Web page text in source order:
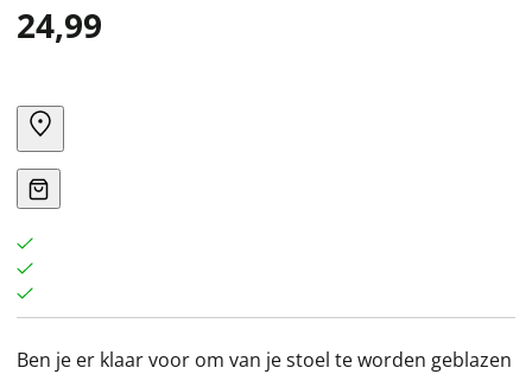
24,99
Ben je er klaar voor om van je stoel te worden geblazen